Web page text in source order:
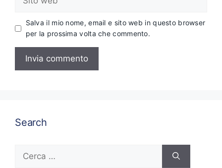
web
Salva il mio nome, email e sito web in questo browser
per la prossima volta che commento.
Search
per: